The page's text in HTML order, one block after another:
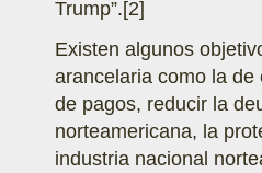
Trump”.[2]
Existen algunos
arancelaria como la de
de pagos, reducir la
norteamericana, la
industria nacional